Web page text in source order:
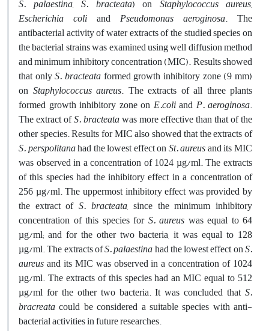
S. palaestina, S. bracteata) on Staphylococcus aureus,
Escherichia coli and Pseudomonas aeroginosa. The
antibacterial activity of water extracts of the studied species on
the bacterial strains was examined using well diffusion method
and minimum inhibitory concentration (MIC). Results showed
that onlyS. bracteataformed growth inhibitory zone (9 mm)
on Staphylococcus aureus. The extracts of all three plants
formed growth inhibitory zone on E.coliand P. aeroginosa.
The extract ofS. bracteatawas more effective than that of the
other species. Results for MIC also showed that the extracts of
S. perspolitanahad the lowest effect onSt. aureusand its MIC
was observed in a concentration of 1024 µg/ml. The extracts
of this species had the inhibitory effect in a concentration of
256 µg/ml. The uppermost inhibitory effect was provided by
the extract of S. bracteata, since the minimum inhibitory
concentration of this species for S. aureus was equal to 64
µg/ml; and for the other two bacteria, it was equal to 128
µg/ml. The extracts ofS. palaestinahad the lowest effect onS.
aureusand its MIC was observed in a concentration of 1024
µg/ml. The extracts of this species had an MIC equal to 512
µg/ml for the other two bacteria. It was concluded that S.
bracreata could be considered a suitable species with anti-
bacterial activities in future researches.